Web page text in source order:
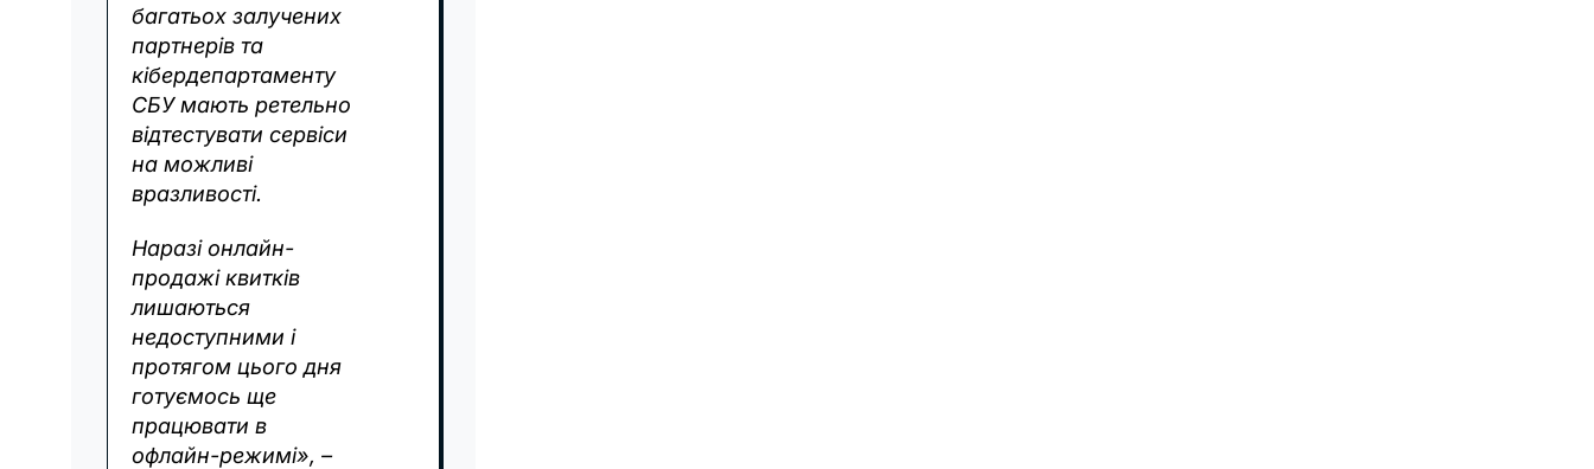
багатьох залучених
партнерів та
кібердепартаменту
СБУ мають ретельно
відтестувати сервіси
на можливі
вразливості.
Наразі онлайн-
продажі квитків
лишаються
недоступними і
протягом цього дня
готуємось ще
працювати в
офлайн-режимі», –